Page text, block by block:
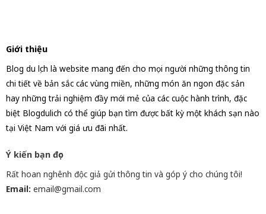
Giới thiệu
Blog du lịch là website mang đến cho mọi người những thông tin
chi tiết về bản sắc các vùng miền, những món ăn ngon đặc sản
hay những trải nghiệm đầy mới mẻ của các cuộc hành trình, đặc
biệt Blogdulich có thể giúp bạn tìm được bất kỳ một khách sạn nào
tại Việt Nam với giá ưu đãi nhất.
Ý kiến bạn đọc
Rất hoan nghênh độc giả gửi thông tin và góp ý cho chúng tôi!
Email: email@gmail.com